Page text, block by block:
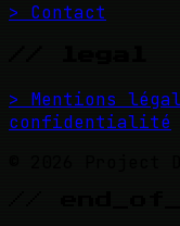
> Contact
> Mentions
confidentialité